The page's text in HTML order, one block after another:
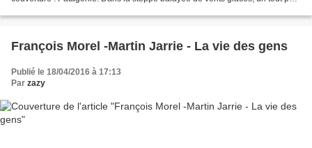
François Morel -Martin Jarrie - La vie des gens
Publié le 18/04/2016 à 17:13
Par zazy